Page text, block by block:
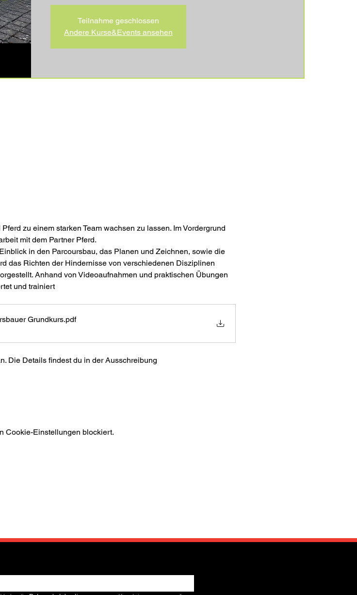
Teilnahme geschlossen
Andere Kurse&Events ansehen
zu einem starken Team wachsen zu lassen. Im Vordergrund
mit dem Partner Pferd.
in den Parcoursbau, das Planen und Zeichnen, sowie die
das Richten der Hindernisse von verschiedenen Disziplinen
Anhand von Videoaufnahmen und praktischen Übungen
und trainiert
Grundkurs.pdf
Die Details findest du in der Ausschreibung
Cookie-Einstellungen blockiert.